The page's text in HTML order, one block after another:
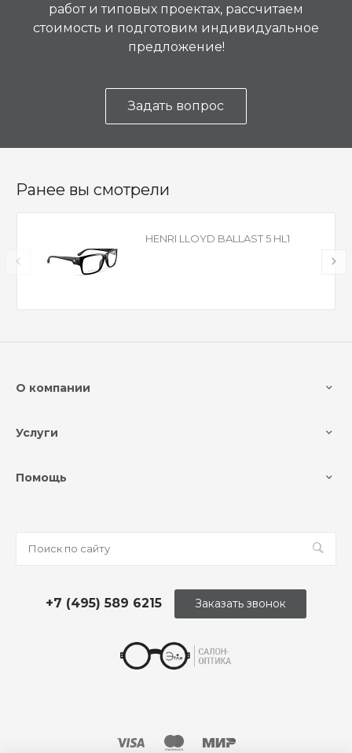
работ и типовых проектах, рассчитаем
стоимость и подготовим индивидуальное
предложение!
Задать вопрос
Ранее вы смотрели
HENRI LLOYD BALLAST 5 HL1
О компании
Услуги
Помощь
+7 (495) 589 6215 Заказать звонок